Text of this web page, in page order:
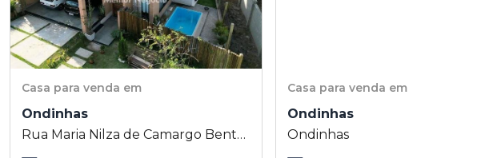
Casa para venda em
Ondinhas
Rua Maria Nilza de Camargo Bento
Casa para venda em
Ondinhas
Ondinhas